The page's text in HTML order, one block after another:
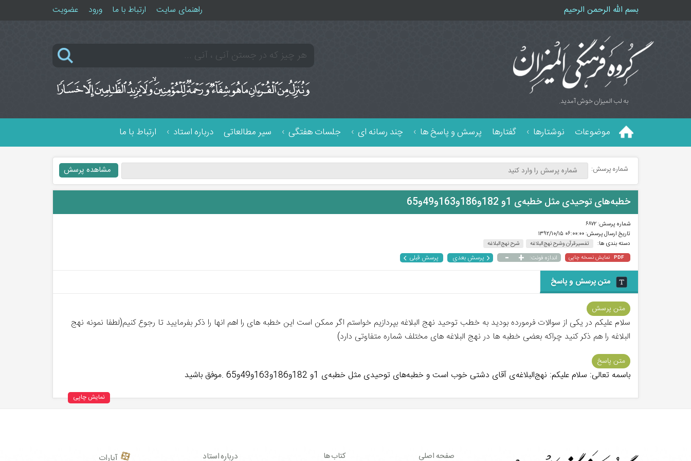
بسم الله الرحمن الرحیم راهنمای سایت ارتباط با ما ورود عضویت
به لب المیزان خوش آمدید.
موضوعات نوشتارها گفتارها پرسش و پاسخ ها چند رسانه ای جلسات هفتگی سیر مطالعاتی درباره استاد ارتباط با ما
شماره پرسش:
خطبه‌های توحیدی مثل خطبه‌ی 1و 182و186و163و49و65
شماره پرسش:۶۸۷۲
تاریخ ارسال پرسش:۰۶:۰۰:۰۰ ۱۳۹۲/۱۰/۱۵
دسته بندی ها:
تفسیر قرآن و شرح نهج البلاغه شرح نهج البلاغه
PDF نمایش نسخه چاپی اندازه فونت: +
- پرسش بعدی پرسش قبلی
متن پرسش و پاسخ
متن پرسش
سلام علیکم در یکی از سوالات فرمورده بودید به خطب توحید نهج البلاغه بپردازیم خواستم اگر ممکن است این خطبه های را اهم انها را ذکر بفرمایید تا رجوع کنیم(لطفا نمونه نهج
البلاغه را هم ذکر کنید چراکه بعضی خطبه ها در نهج البلاغه های مختلف شماره متفاوتی دارد)
متن پاسخ
باسمه تعالی: سلام علیکم: نهج‌البلاغه‌ی آقای دشتی خوب است و خطبه‌های توحیدی مثل خطبه‌ی 1و 182و186و163و49و65 .موفق باشید
نمایش چاپی
صفحه اصلی کتاب ها درباره استاد آپارات